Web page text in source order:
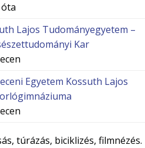
Lajos Tudományegyetem –
Kar
Egyetem Kossuth Lajos
túrázás, biciklizés, filmnézés.